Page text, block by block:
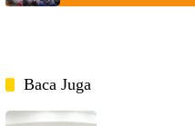
Baca Juga